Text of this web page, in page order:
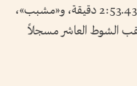
العمري لقب الشوط التاسع بزمن قدره 2:53.43 دقيقة، و«مشبب»،
الشوط العاشر مسجلاً